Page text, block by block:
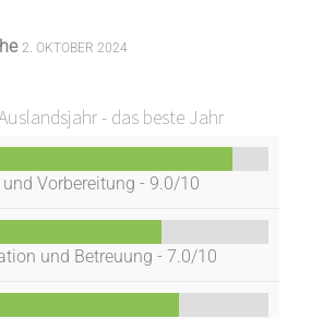
2. OKTOBER 2024
- das beste Jahr
Vorbereitung - 9.0/10
und Betreuung - 7.0/10